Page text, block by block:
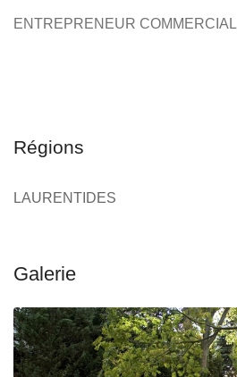
ENTREPRENEUR COMMERCIAL
Régions
LAURENTIDES